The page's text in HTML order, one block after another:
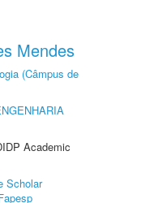
Mendes
(Câmpus de
Academic
Scholar